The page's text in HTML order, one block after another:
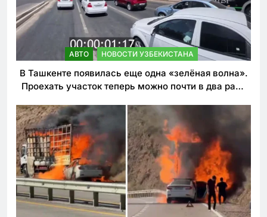
АВТО НОВОСТИ УЗБЕКИСТАНА
В Ташкенте появилась еще одна «зелёная волна».
Проехать участок теперь можно почти в два раза